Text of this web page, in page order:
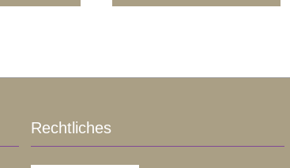
Rechtliches